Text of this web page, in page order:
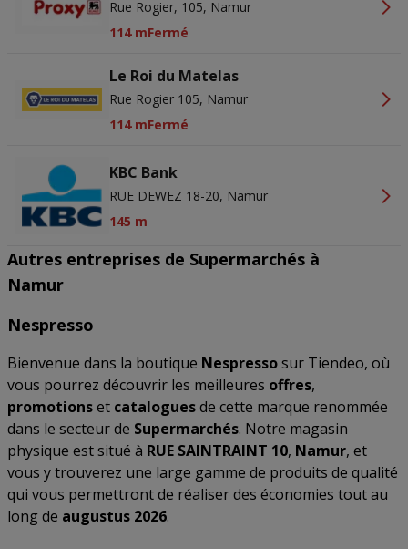
Rue Rogier, 105, Namur
114 mFermé
Le Roi du Matelas
Rue Rogier 105, Namur
114 mFermé
KBC Bank
RUE DEWEZ 18-20, Namur
145 m
Autres entreprises de Supermarchés à
Namur
Nespresso
Bienvenue dans la boutique Nespressosur Tiendeo, où
vous pourrez découvrir les meilleures offres,
promotionset cataloguesde cette marque renommée
dans le secteur de Supermarchés. Notre magasin
physique est situé à RUE SAINTRAINT 10, Namur, et
vous y trouverez une large gamme de produits de qualité
qui vous permettront de réaliser des économies tout au
long de augustus 2026.